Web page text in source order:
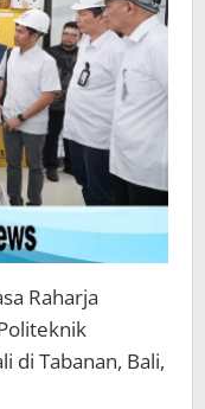
Raharja
di Tabanan, Bali,